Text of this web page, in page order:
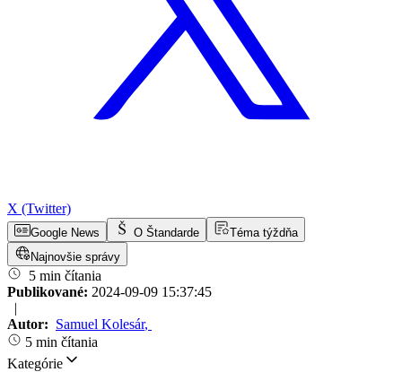
X (Twitter)
Google News O Štandarde
Téma týždňa
Najnovšie správy
5 min čítania
Publikované: 2024-09-09 15:37:45
|
Autor: Samuel Kolesár,
5 min čítania
Kategórie